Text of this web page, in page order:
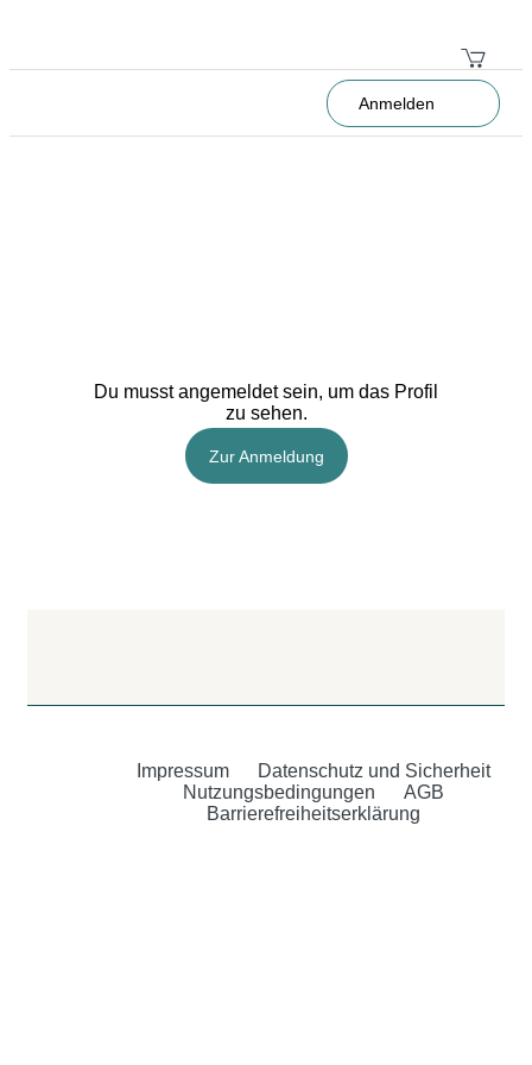
Anmelden
Du musst angemeldet sein, um das Profil
zu sehen.
Zur Anmeldung
Impressum
Datenschutz und Sicherheit
Nutzungsbedingungen
AGB
Barrierefreiheitserklärung